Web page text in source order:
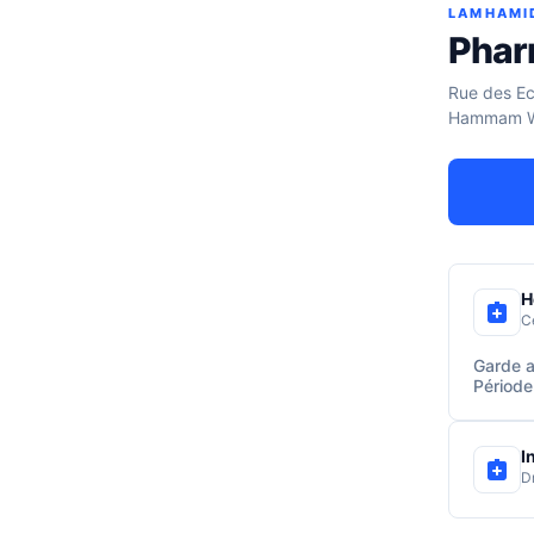
Rue des
Hammam
Garde
Période